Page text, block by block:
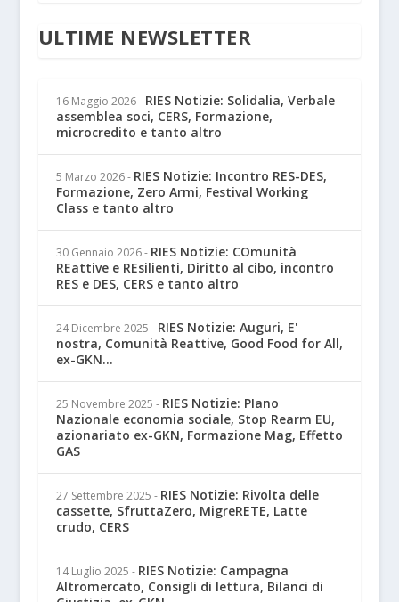
ULTIME NEWSLETTER
16 Maggio 2026 - RIES Notizie: Solidalia, Verbale
assemblea soci, CERS, Formazione,
microcredito e tanto altro
5 Marzo 2026 - RIES Notizie: Incontro RES-DES,
Formazione, Zero Armi, Festival Working
Class e tanto altro
30 Gennaio 2026 - RIES Notizie: COmunità
REattive e REsilienti, Diritto al cibo, incontro
RES e DES, CERS e tanto altro
24 Dicembre 2025 - RIES Notizie: Auguri, E'
nostra, Comunità Reattive, Good Food for All,
ex-GKN...
25 Novembre 2025 - RIES Notizie: PIano
Nazionale economia sociale, Stop Rearm EU,
azionariato ex-GKN, Formazione Mag, Effetto
GAS
27 Settembre 2025 - RIES Notizie: Rivolta delle
cassette, SfruttaZero, MigreRETE, Latte
crudo, CERS
14 Luglio 2025 - RIES Notizie: Campagna
Altromercato, Consigli di lettura, Bilanci di